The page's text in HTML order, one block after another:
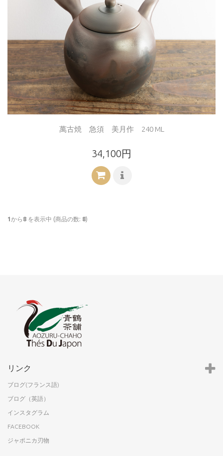
萬古焼 急須 美月作 240 ML
34,100円
1から 8 を表示中 (商品の数: 8)
リンク
ブログ(フランス語)
ブログ（英語）
インスタグラム
FACEBOOK
ジャポニカ刃物